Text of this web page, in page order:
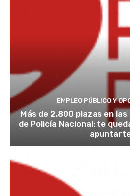
EMPLEO PÚBLICO Y
Más de 2.800 plazas en
de Policía Nacional: te